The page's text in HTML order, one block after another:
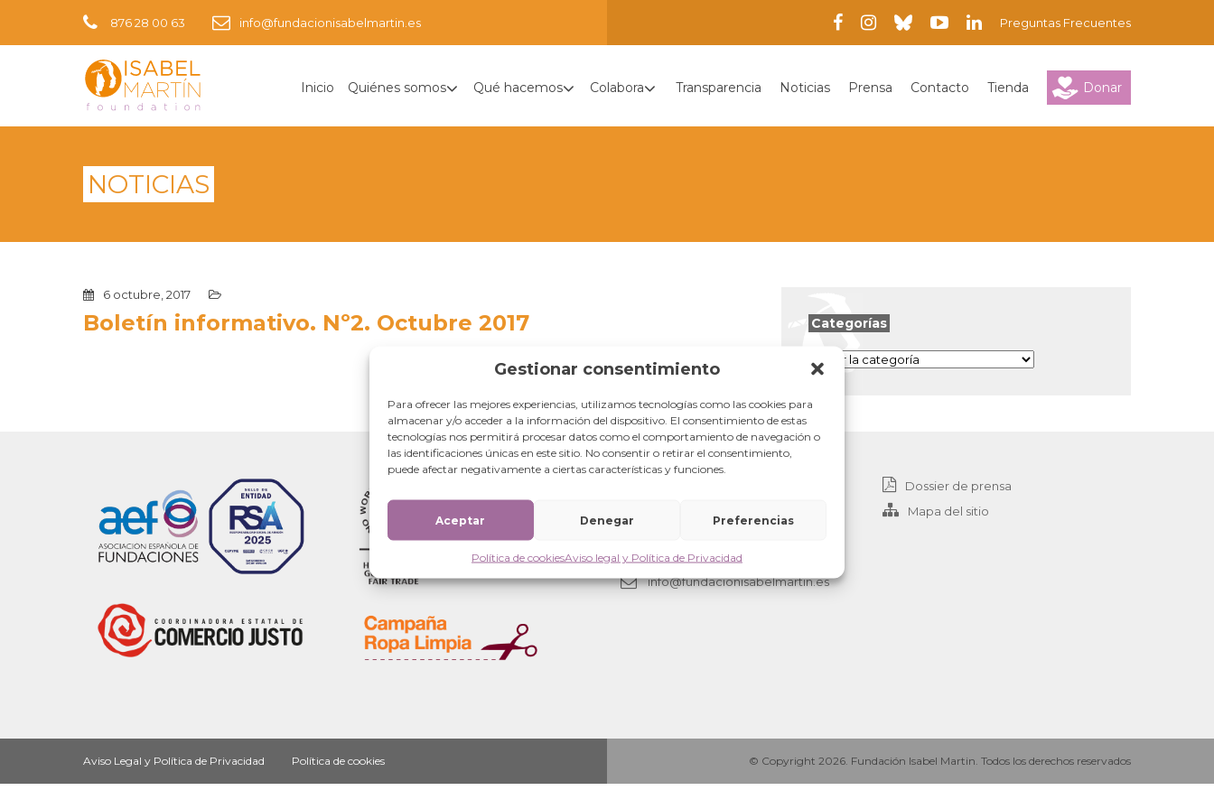
Gestionar consentimiento
Para ofrecer las mejores experiencias, utilizamos tecnologías como las cookies para
almacenar y/o acceder a la información del dispositivo. El consentimiento de estas
tecnologías nos permitirá procesar datos como el comportamiento de navegación o
las identificaciones únicas en este sitio. No consentir o retirar el consentimiento,
puede afectar negativamente a ciertas características y funciones.
Aceptar Denegar Preferencias
Política de cookiesAviso legal y Política de Privacidad
876 28 00 63 info@fundacionisabelmartin.es Preguntas Frecuentes
Inicio Quiénes somos Qué hacemos Colabora Transparencia Noticias Prensa Contacto Tienda Donar
NOTICIAS
6 octubre, 2017
Boletín informativo. Nº2. Octubre 2017 Categorías
Categorías
Calle Mayor 6-local.
+34 876 280063
info@fundacionisabelmartin.es
Dossier de prensa
Mapa del sitio
Aviso Legal y Política de Privacidad Política de cookies © Copyright 2026. Fundación Isabel Martin. Todos los derechos reservados